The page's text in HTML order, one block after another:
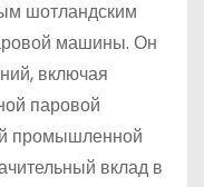
шотландским
машины. Он
включая
паровой
промышленной
вклад в